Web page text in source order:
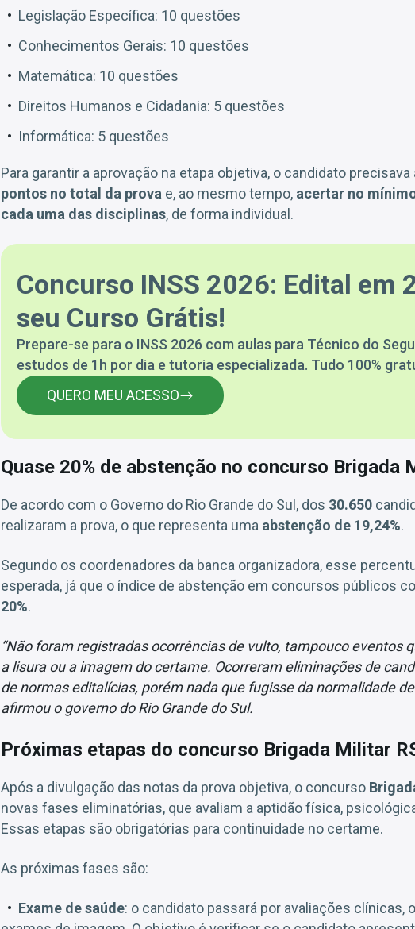
Legislação Específica: 10 questões
Conhecimentos Gerais: 10 questões
Matemática: 10 questões
Direitos Humanos e Cidadania: 5 questões
Informática: 5 questões
Para garantir a aprovação na etapa objetiva, o candidato precisava
pontos no total da prova e, ao mesmo tempo, acertar no
cada uma das disciplinas, de forma individual.
Concurso INSS 2026: Edital em
seu Curso Grátis!
Prepare-se para o INSS 2026 com aulas para Técnico do
estudos de 1h por dia e tutoria especializada. Tudo 100%
QUERO MEU ACESSO
Quase 20% de abstenção no concurso Brigada
De acordo com o Governo do Rio Grande do Sul, dos 30.650
realizaram a prova, o que representa uma abstenção de 19,24%.
Segundo os coordenadores da banca organizadora, esse
esperada, já que o índice de abstenção em concursos públicos
20%.
“Não foram registradas ocorrências de vulto, tampouco eventos
a lisura ou a imagem do certame. Ocorreram eliminações de
de normas editalícias, porém nada que fugisse da normalidade
afirmou o governo do Rio Grande do Sul.
Próximas etapas do concurso Brigada Militar
Após a divulgação das notas da prova objetiva, o concurso
novas fases eliminatórias, que avaliam a aptidão física,
Essas etapas são obrigatórias para continuidade no certame.
As próximas fases são:
Exame de saúde: o candidato passará por avaliações clínicas,